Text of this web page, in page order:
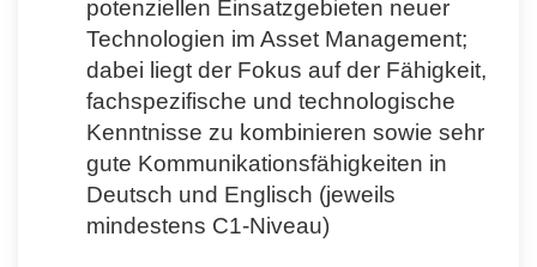
potenziellen Einsatzgebieten neuer
Technologien im Asset Management;
dabei liegt der Fokus auf der Fähigkeit,
fachspezifische und technologische
Kenntnisse zu kombinieren sowie sehr
gute Kommunikationsfähigkeiten in
Deutsch und Englisch (jeweils
mindestens C1-Niveau)